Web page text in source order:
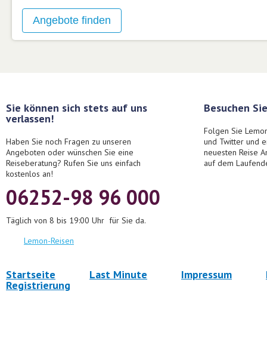
Sie können sich stets auf uns
verlassen!
Haben Sie noch Fragen zu unseren
Angeboten oder wünschen Sie eine
Reiseberatung? Rufen Sie uns einfach
kostenlos an!
06252-98 96 000
Täglich von 8 bis 19:00 Uhr für Sie da.
Lemon-Reisen
Besuchen
Folgen Sie
und Twitter und
neuesten Reise
auf dem
Startseite Last Minute Impressum
Registrierung